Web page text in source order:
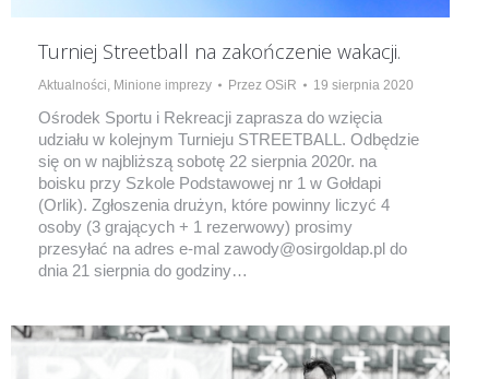
Turniej Streetball na zakończenie wakacji.
Aktualności, Minione imprezy Przez OSiR 19 sierpnia 2020
Ośrodek Sportu i Rekreacji zaprasza do wzięcia
udziału w kolejnym Turnieju STREETBALL. Odbędzie
się on w najbliższą sobotę 22 sierpnia 2020r. na
boisku przy Szkole Podstawowej nr 1 w Gołdapi
(Orlik). Zgłoszenia drużyn, które powinny liczyć 4
osoby (3 grających + 1 rezerwowy) prosimy
przesyłać na adres e-mal zawody@osirgoldap.pl do
dnia 21 sierpnia do godziny…